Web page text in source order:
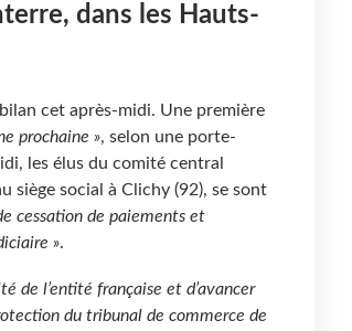
dans les Hauts-
cet après-midi. Une première
prochaine », selon une porte-
les élus du comité central
siège social à Clichy (92), se sont
cessation de paiements et
».
de l’entité française et d’avancer
du tribunal de commerce de